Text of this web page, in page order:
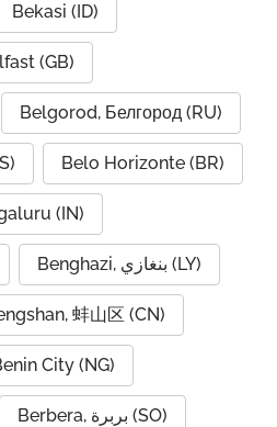
Bekasi (ID)
(GB)
Belgorod, Белгород (RU)
Belo Horizonte (BR)
(IN)
Benghazi, بنغازي (LY)
蚌山区 (CN)
City (NG)
Berbera, بربرة (SO)